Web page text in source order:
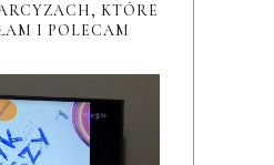
KTÓRE
I POLECAM